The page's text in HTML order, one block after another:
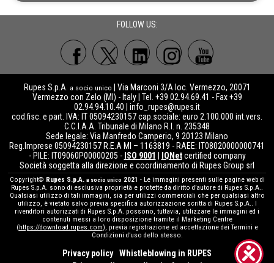
FOLLOW US:
Rupes S.p.A. a socio unico
| Via Marconi 3/A loc. Vermezzo, 20071
Vermezzo con Zelo (MI) - Italy | Tel. +39 02.94.69.41 - Fax +39
02.94.94.10.40 | info_rupes@rupes.it
cod.fisc. e part. IVA: IT 05094230157 cap.sociale: euro 2.100.000 int.vers.
C.C.I.A.A. Tribunale di Milano R.I. n. 235348
Sede legale: Via Manfredo Camperio, 9 20123 Milano
Reg.Imprese 05094230157 R.E.A MI – 1163819 - RAEE: IT08020000000741
- PILE: IT09060P00000205 - ISO 9001 IQNetcertified company
Società soggetta alla direzione e coordinamento di Rupes Group srl
Copyright© Rupes S.p.A. a socio unico 2021 - Le immagini presenti sulle pagine web di
Rupes S.p.A. sono di esclusiva proprietà e protette da diritto d’autore di Rupes S.p.A..
Qualsiasi utilizzo di tali immagini, sia per utilizzi commerciali che per qualsiasi altro
utilizzo, è vietato salvo previa specifica autorizzazione scritta di Rupes S.p.A.. I
rivenditori autorizzati di Rupes S.p.A. possono, tuttavia, utilizzare le immagini ed i
contenuti messi a loro disposizione tramite il Marketing Centre
(https://download.rupes.com), previa registrazione ed accettazione dei Termini e
Condizioni d’uso dello stesso.
Privacy policy
Whistleblowing in RUPES